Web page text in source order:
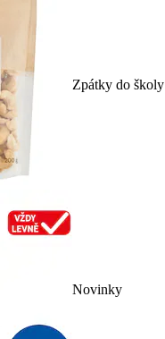
Zpátky do školy
Novinky